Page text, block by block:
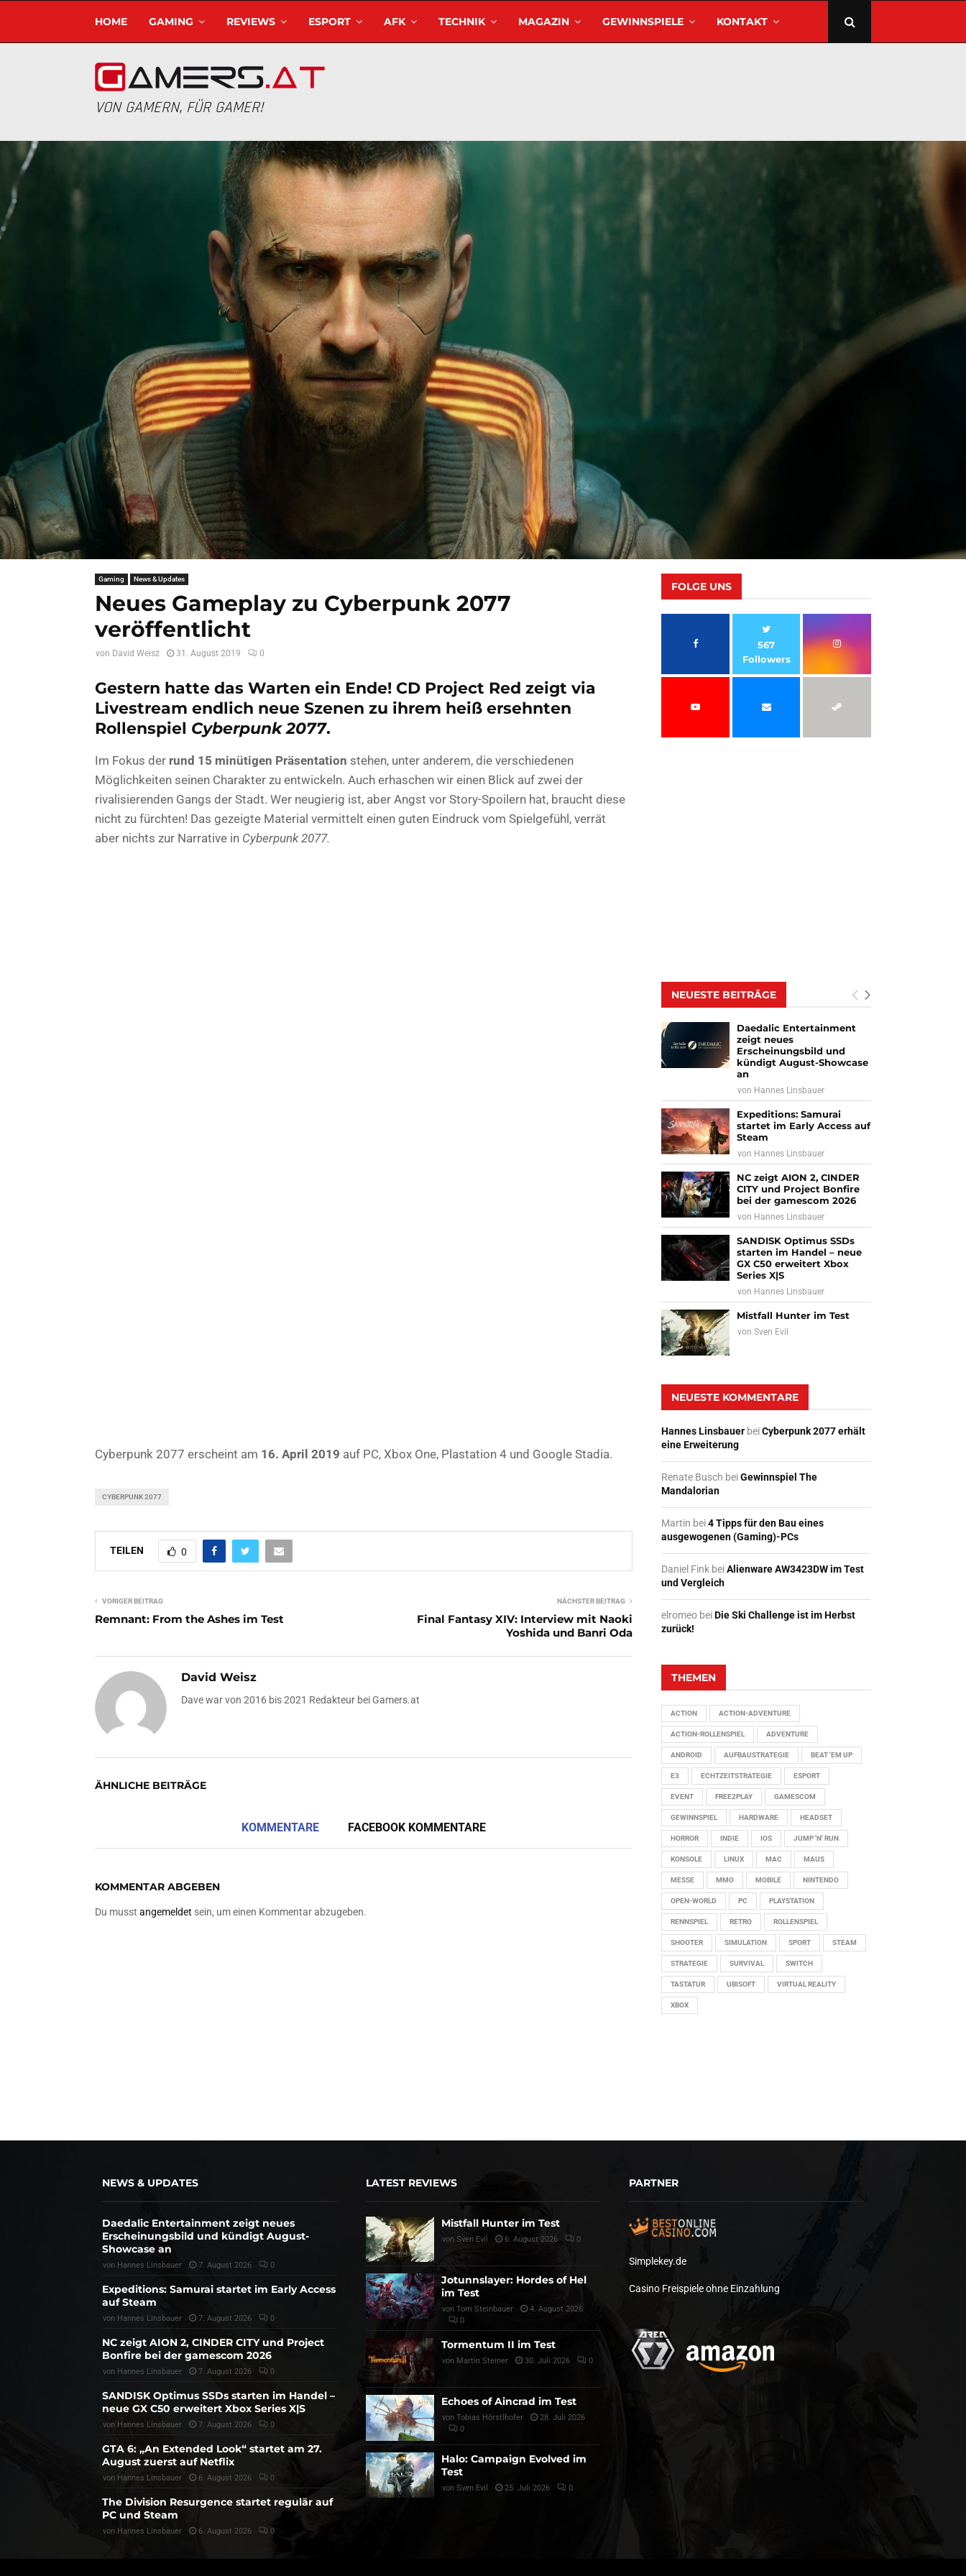
HOME GAMING REVIEWS ESPORT AFK TECHNIK MAGAZIN GEWINNSPIELE KONTAKT
VON GAMERN, FÜR GAMER!
Gaming News & Updates
Neues Gameplay zu Cyberpunk 2077
veröffentlicht
von David Weisz 31. August 2019 0
Gestern hatte das Warten ein Ende! CD Project Red zeigt via
Livestream endlich neue Szenen zu ihrem heiß ersehnten
Rollenspiel Cyberpunk 2077.
Im Fokus der rund 15 minütigen Präsentation stehen, unter anderem, die verschiedenen
Möglichkeiten seinen Charakter zu entwickeln. Auch erhaschen wir einen Blick auf zwei der
rivalisierenden Gangs der Stadt. Wer neugierig ist, aber Angst vor Story-Spoilern hat, braucht diese
nicht zu fürchten! Das gezeigte Material vermittelt einen guten Eindruck vom Spielgefühl, verrät
aber nichts zur Narrative in Cyberpunk 2077.
Cyberpunk 2077 erscheint am 16. April 2019 auf PC, Xbox One, Plastation 4 und Google Stadia.
CYBERPUNK 2077
TEILEN 0
VORIGER BEITRAG
Remnant: From the Ashes im Test
NÄCHSTER BEITRAG
Final Fantasy XIV: Interview mit Naoki
Yoshida und Banri Oda
David Weisz
Dave war von 2016 bis 2021 Redakteur bei Gamers.at
ÄHNLICHE BEITRÄGE
KOMMENTARE FACEBOOK KOMMENTARE
KOMMENTAR ABGEBEN
Du musst angemeldet sein, um einen Kommentar abzugeben.
FOLGE UNS
567
Followers
NEUESTE BEITRÄGE
Daedalic Entertainment
zeigt neues
Erscheinungsbild und
kündigt August-Showcase
an
von Hannes Linsbauer
Expeditions: Samurai
startet im Early Access auf
Steam
von Hannes Linsbauer
NC zeigt AION 2, CINDER
CITY und Project Bonfire
bei der gamescom 2026
von Hannes Linsbauer
SANDISK Optimus SSDs
starten im Handel – neue
GX C50 erweitert Xbox
Series X|S
von Hannes Linsbauer
Mistfall Hunter im Test
vonSven Evil
NEUESTE KOMMENTARE
Hannes Linsbauer beiCyberpunk 2077 erhält
eine Erweiterung
Renate Busch beiGewinnspiel The
Mandalorian
Martin bei4 Tipps für den Bau eines
ausgewogenen (Gaming)-PCs
Daniel Fink beiAlienware AW3423DW im Test
und Vergleich
elromeo beiDie Ski Challenge ist im Herbst
zurück!
THEMEN
ACTION ACTION-ADVENTURE
ACTION-ROLLENSPIEL ADVENTURE
ANDROID AUFBAUSTRATEGIE BEAT 'EM UP
E3 ECHTZEITSTRATEGIE ESPORT
EVENT FREE2PLAY GAMESCOM
GEWINNSPIEL HARDWARE HEADSET
HORROR INDIE IOS JUMP 'N' RUN
KONSOLE LINUX MAC MAUS
MESSE MMO MOBILE NINTENDO
OPEN-WORLD PC PLAYSTATION
RENNSPIEL RETRO ROLLENSPIEL
SHOOTER SIMULATION SPORT STEAM
STRATEGIE SURVIVAL SWITCH
TASTATUR UBISOFT VIRTUAL REALITY
XBOX
NEWS & UPDATES
Daedalic Entertainment zeigt neues
Erscheinungsbild und kündigt August-
Showcase an
von Hannes Linsbauer 7. August 2026 0
Expeditions: Samurai startet im Early Access
auf Steam
von Hannes Linsbauer 7. August 2026 0
NC zeigt AION 2, CINDER CITY und Project
Bonfire bei der gamescom 2026
von Hannes Linsbauer 7. August 2026 0
SANDISK Optimus SSDs starten im Handel –
neue GX C50 erweitert Xbox Series X|S
von Hannes Linsbauer 7. August 2026 0
GTA 6: „An Extended Look“ startet am 27.
August zuerst auf Netflix
von Hannes Linsbauer 6. August 2026 0
The Division Resurgence startet regulär auf
PC und Steam
von Hannes Linsbauer 6. August 2026 0
LATEST REVIEWS
Mistfall Hunter im Test
von Sven Evil 6. August 2026 0
Jotunnslayer: Hordes of Hel
im Test
von Tom Steinbauer
4. August 2026
0
Tormentum II im Test
von Martin Steiner 30. Juli 2026 0
Echoes of Aincrad im Test
von Tobias Hörstlhofer
28. Juli 2026
0
Halo: Campaign Evolved im
Test
von Sven Evil 25. Juli 2026 0
PARTNER
Simplekey.de
Casino Freispiele ohne Einzahlung